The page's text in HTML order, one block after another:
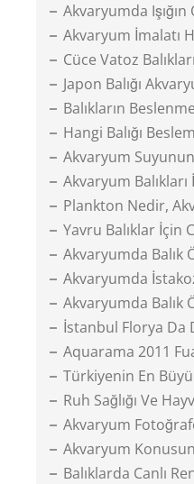
Akvaryumda Işığın
Akvaryum İmalatı
Cüce Vatoz Balıkları
Japon Balığı
Balıkların
Hangi Balığı
Akvaryum
Akvaryum
Plankton Nedir,
Yavru Balıklar İçin
Akvaryumda
Akvaryumda
Akvaryumda
İstanbul Florya Da
Aquarama 2011
Türkiyenin En
Ruh Sağlığı Ve
Akvaryum
Akvaryum
Balıklarda Canlı